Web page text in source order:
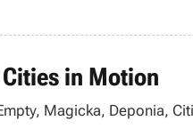
in Motion
Magicka, Deponia,